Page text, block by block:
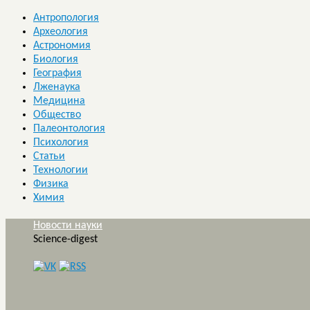
Антропология
Археология
Астрономия
Биология
География
Лженаука
Медицина
Общество
Палеонтология
Психология
Статьи
Технологии
Физика
Химия
Новости науки
Science-digest